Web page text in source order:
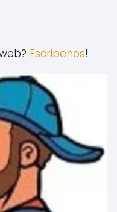
Escribenos!